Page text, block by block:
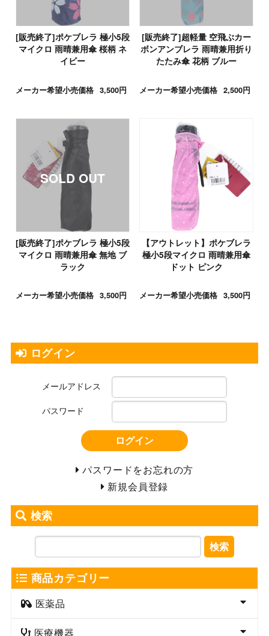
[販売終了]ポケブレラ 極小5段
マイクロ 雨晴兼用傘 桜柄 ネ
イビー
メーカー希望小売価格 3,500円
[販売終了]超軽量 空飛ぶカー
ボンアンブレラ 雨晴兼用折り
たたみ傘 花柄 ブルー
メーカー希望小売価格 2,500円
[販売終了]ポケブレラ 極小5段
マイクロ 雨晴兼用傘 無地 ブ
ラック
メーカー希望小売価格 3,500円
【アウトレット】ポケブレラ
極小5段マイクロ 雨晴兼用傘
ドット ピンク
メーカー希望小売価格 3,500円
ログイン
メールアドレス
パスワード
ログイン
パスワードをお忘れの方
新規会員登録
検索
検索
商品カテゴリー
医薬品
医療機器